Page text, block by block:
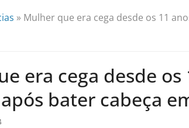
» Mulher que era cega desde os 11
era cega desde
bater cabeça